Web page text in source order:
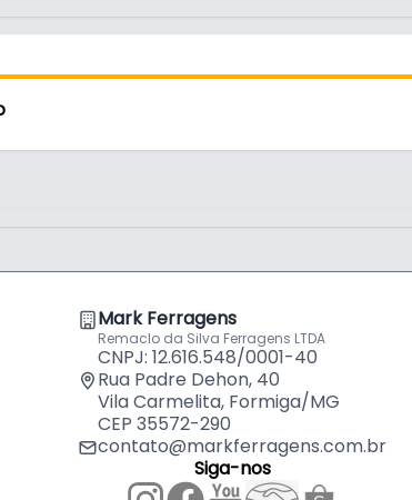
Mark Ferragens
Remaclo da Silva Ferragens LTDA
CNPJ: 12.616.548/0001-40
Rua Padre Dehon, 40
Vila Carmelita, Formiga/MG
CEP 35572-290
contato@markferragens.com.br
Siga-nos